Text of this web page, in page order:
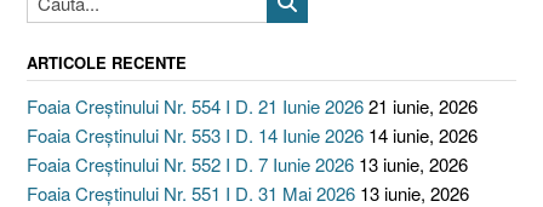
ARTICOLE RECENTE
Foaia Creștinului Nr. 554 I D. 21 Iunie 202621 iunie, 2026
Foaia Creștinului Nr. 553 I D. 14 Iunie 2026 14 iunie, 2026
Foaia Creștinului Nr. 552 I D. 7 Iunie 2026 13 iunie, 2026
Foaia Creștinului Nr. 551 I D. 31 Mai 2026 13 iunie, 2026